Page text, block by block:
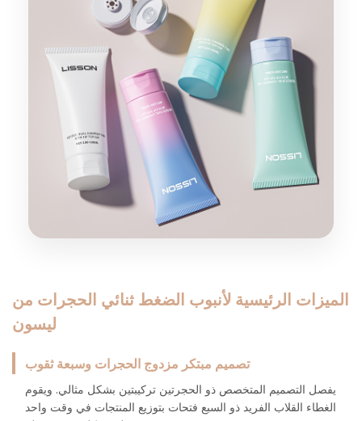
الميزات الرئيسية لأنبوب الضغط ثنائي الحجرات من
ليسون
تصميم مبتكر مزدوج الحجرات وسبعة ثقوب
يفصل التصميم المتخصص ذو الحجرتين تركيبتين بشكل مثالي. ويقوم
الغطاء القلاب الفريد ذو السبع فتحات بتوزيع المنتجات في وقت واحد